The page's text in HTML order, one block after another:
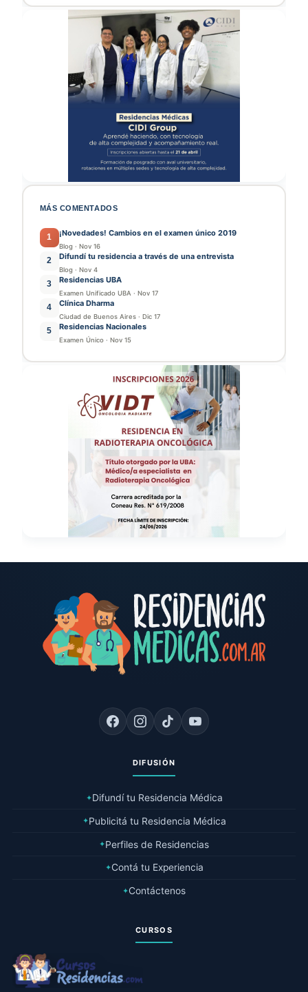
MÁS COMENTADOS
1 ¡Novedades! Cambios en el examen único 2019
Blog · Nov 16
2 Difundí tu residencia a través de una entrevista
Blog · Nov 4
3 Residencias UBA
Examen Unificado UBA · Nov 17
4 Clínica Dharma
Ciudad de Buenos Aires · Dic 17
5 Residencias Nacionales
Examen Único · Nov 15
DIFUSIÓN
✦Difundí tu Residencia Médica
✦Publicitá tu Residencia Médica
✦Perfiles de Residencias
✦Contá tu Experiencia
✦Contáctenos
CURSOS